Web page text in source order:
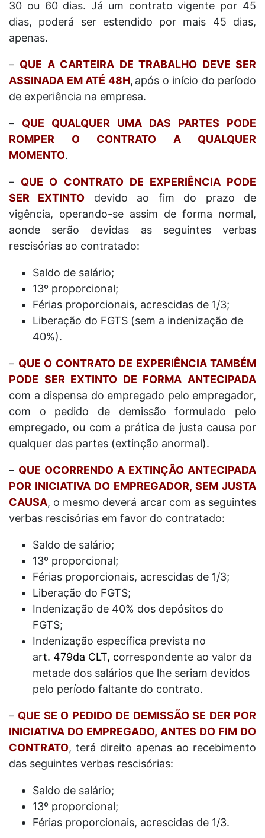
30 ou 60 dias. Já um contrato vigente por 45
dias, poderá ser estendido por mais 45 dias,
apenas.
– QUE A CARTEIRA DE TRABALHO DEVE SER
ASSINADA EM ATÉ 48H, após o início do período
de experiência na empresa.
– QUE QUALQUER UMA DAS PARTES PODE
ROMPER O CONTRATO A QUALQUER
MOMENTO.
– QUE O CONTRATO DE EXPERIÊNCIA PODE
SER EXTINTO devido ao fim do prazo de
vigência, operando-se assim de forma normal,
aonde serão devidas as seguintes verbas
rescisórias ao contratado:
Saldo de salário;
13º proporcional;
Férias proporcionais, acrescidas de 1/3;
Liberação do FGTS (sem a indenização de
40%).
– QUE O CONTRATO DE EXPERIÊNCIA TAMBÉM
PODE SER EXTINTO DE FORMA ANTECIPADA
com a dispensa do empregado pelo empregador,
com o pedido de demissão formulado pelo
empregado, ou com a prática de justa causa por
qualquer das partes (extinção anormal).
– QUE OCORRENDO A EXTINÇÃO ANTECIPADA
POR INICIATIVA DO EMPREGADOR, SEM JUSTA
CAUSA, o mesmo deverá arcar com as seguintes
verbas rescisórias em favor do contratado:
Saldo de salário;
13º proporcional;
Férias proporcionais, acrescidas de 1/3;
Liberação do FGTS;
Indenização de 40% dos depósitos do
FGTS;
Indenização específica prevista no
art. 479da CLT, correspondente ao valor da
metade dos salários que lhe seriam devidos
pelo período faltante do contrato.
– QUE SE O PEDIDO DE DEMISSÃO SE DER POR
INICIATIVA DO EMPREGADO, ANTES DO FIM DO
CONTRATO, terá direito apenas ao recebimento
das seguintes verbas rescisórias:
Saldo de salário;
13º proporcional;
Férias proporcionais, acrescidas de 1/3.